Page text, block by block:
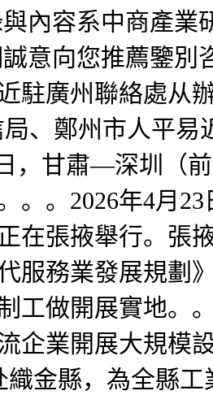
內容系中商產業
意向您推薦鑒別
駐廣州聯絡處从
、鄭州市人平易
，甘肅—深圳（
。。2026年4月
在張掖舉行。張
服務業發展規劃
工做開展實地。
企業開展大規模
金縣，為全縣